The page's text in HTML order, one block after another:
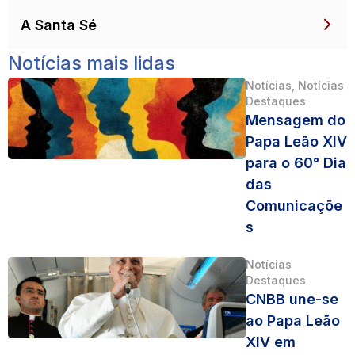
A Santa Sé
Notícias mais lidas
Notícias Notícias
Destaques
Mensagem do
Papa Leão XIV
para o 60° Dia
das
Comunicaçõe
s
Notícias
Destaques
CNBB une-se
ao Papa Leão
XIV em